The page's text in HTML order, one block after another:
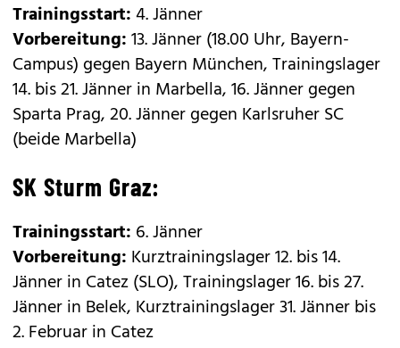
Trainingsstart:4. Jänner
Vorbereitung:13. Jänner (18.00 Uhr, Bayern-
Campus) gegen Bayern München, Trainingslager
14. bis 21. Jänner in Marbella, 16. Jänner gegen
Sparta Prag, 20. Jänner gegen Karlsruher SC
(beide Marbella)
SK Sturm Graz:
Trainingsstart: 6. Jänner
Vorbereitung: Kurztrainingslager 12. bis 14.
Jänner in Catez (SLO), Trainingslager 16. bis 27.
Jänner in Belek, Kurztrainingslager 31. Jänner bis
2. Februar in Catez